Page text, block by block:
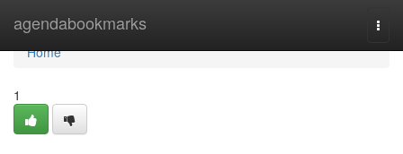
agendabookmarks
Home
Home
1